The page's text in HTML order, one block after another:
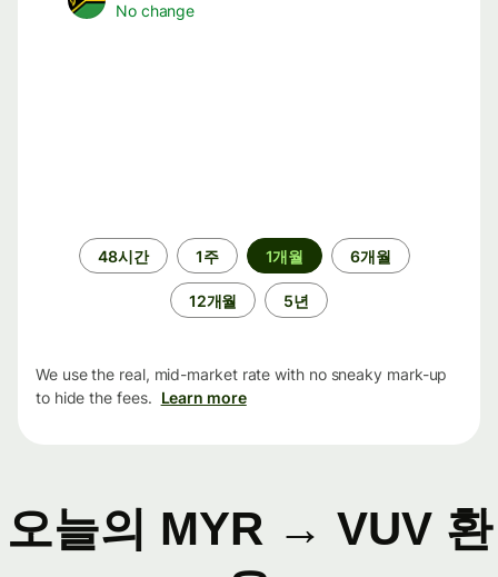
No change
48시간 1주 1개월 6개월
12개월 5년
We use the real, mid-market rate with no sneaky mark-up
to hide the fees. Learn more
오늘의 MYR → VUV 환